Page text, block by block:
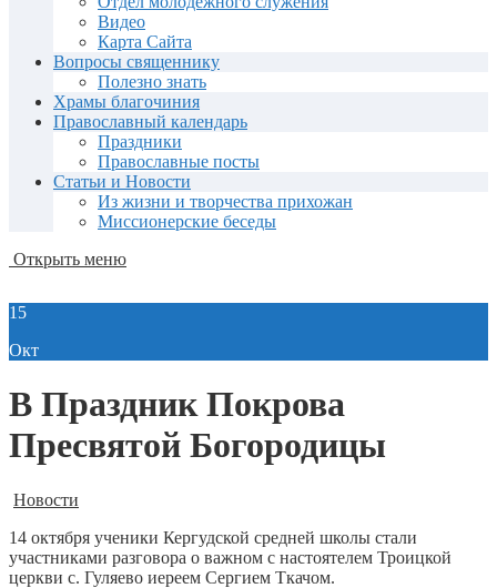
Видео
Карта Сайта
Вопросы священнику
Полезно знать
Храмы благочиния
Православный календарь
Праздники
Православные посты
Статьи и Новости
Из жизни и творчества прихожан
Миссионерские беседы
Открыть меню
15
Окт
В Праздник Покрова
Пресвятой Богородицы
Новости
14 октября ученики Кергудской средней школы стали
участниками разговора о важном с настоятелем Троицкой
церкви с. Гуляево иереем Сергием Ткачом.